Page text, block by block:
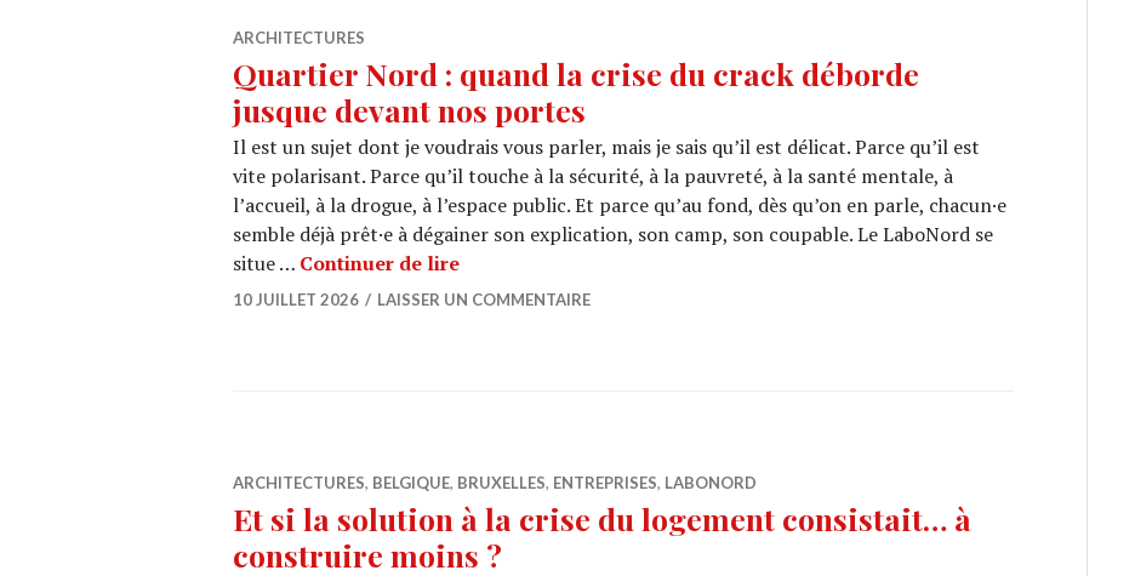
ARCHITECTURES
Quartier Nord : quand la crise du crack déborde
jusque devant nos portes
Il est un sujet dont je voudrais vous parler, mais je sais qu’il est délicat. Parce qu’il est
vite polarisant. Parce qu’il touche à la sécurité, à la pauvreté, à la santé mentale, à
l’accueil, à la drogue, à l’espace public. Et parce qu’au fond, dès qu’on en parle, chacun·e
semble déjà prêt·e à dégainer son explication, son camp, son coupable. Le LaboNord se
situe … Continuer de lireQuartier Nord : quand la crise du crack déborde jusque devant nos portes
10 JUILLET 2026 LAISSER UN COMMENTAIRE
ARCHITECTURES, BELGIQUE, BRUXELLES, ENTREPRISES, LABONORD
Et si la solution à la crise du logement consistait… à
construire moins ?